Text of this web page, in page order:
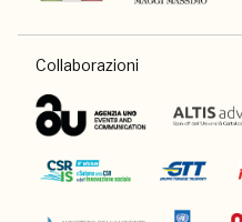
Collaborazioni